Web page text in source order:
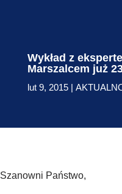
Wykład z
Marszalcem już
lut 9, 2015|
Szanowni Państwo,